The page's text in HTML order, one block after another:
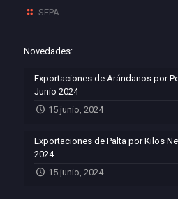
SEPA
Novedades:
Exportaciones de Arándanos por
Junio 2024
15 junio, 2024
Exportaciones de Palta por Kilos
2024
15 junio, 2024